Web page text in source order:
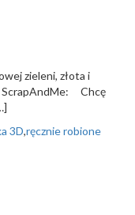
zieleni, złota i
ScrapAndMe: Chcę
3D,ręcznie robione